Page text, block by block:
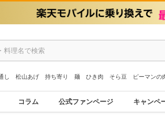
し 松山あげ 持ち寄り 麺 ひき肉 そら豆 ピーマンの
コラム 公式ファンページ キャンペ